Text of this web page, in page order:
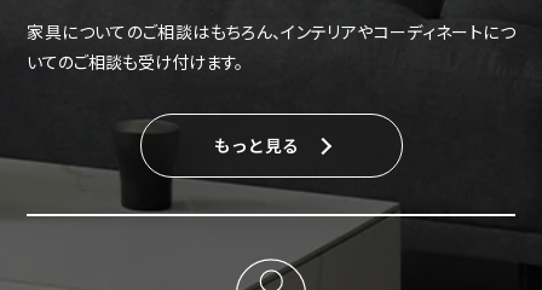
家具についてのご相談はもちろん、インテリアやコーディネートにつ
いてのご相談も受け付けます。
もっと見る